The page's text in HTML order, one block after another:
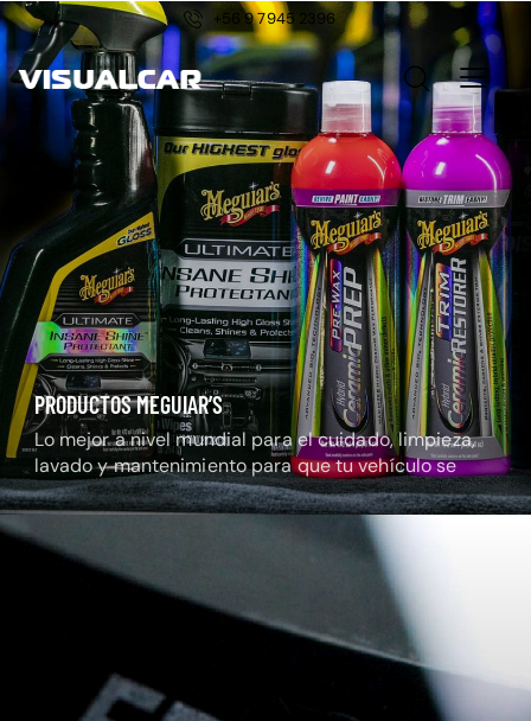
+56 9 7945 2396
PRODUCTOS MEGUIAR’S
Lo mejor a nivel mundial para el cuidado, limpieza,
lavado y mantenimiento para que tu vehículo se
mantenga radiante.